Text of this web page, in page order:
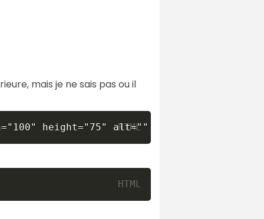
mais je ne sais pas ou il
height="75" alt=""